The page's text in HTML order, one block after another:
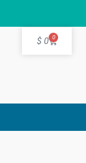
$ 0 0
Cart